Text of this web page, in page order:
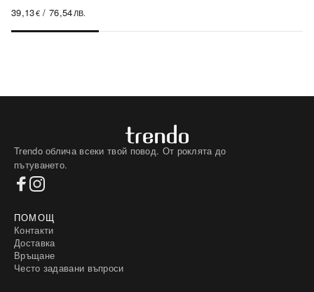
39,13€/ 76,54ЛВ.
Trendo облича всеки твой повод. От роклята до
пътуването.
ПОМОЩ
Контакти
Доставка
Връщане
Често задавани въпроси